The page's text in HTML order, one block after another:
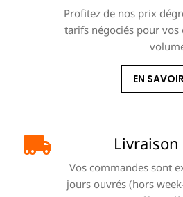
Profitez de nos prix
tarifs négociés pour vos
EN
Vos commandes sont
jours ouvrés (hors